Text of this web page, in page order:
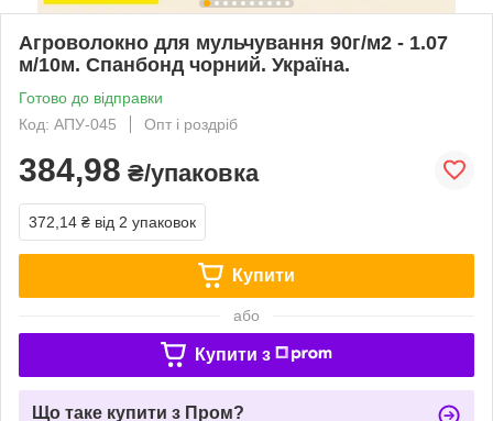
Агроволокно для мульчування 90г/м2 - 1.07
м/10м. Спанбонд чорний. Україна.
Готово до відправки
Код: АПУ-045
Опт і роздріб
384,98 ₴/упаковка
372,14 ₴ від 2 упаковок
Купити
або
Купити з
Що таке купити з Пром?